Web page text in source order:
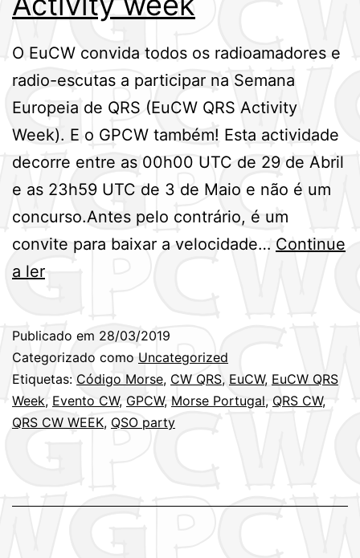
O EuCW convida todos os radioamadores e
radio-escutas a participar na Semana
Europeia de QRS (EuCW QRS Activity
Week). E o GPCW também! Esta actividade
decorre entre as 00h00 UTC de 29 de Abril
e as 23h59 UTC de 3 de Maio e não é um
concurso.Antes pelo contrário, é um
convite para baixar a velocidade… Continue
a lerSemana
QRS
CW
–
EuCW
Publicado em 28/03/2019
Categorizado como Uncategorized
Etiquetas: Código Morse, CW QRS, EuCW, EuCW QRS
Week, Evento CW, GPCW, Morse Portugal, QRS CW,
QRS CW WEEK, QSO party